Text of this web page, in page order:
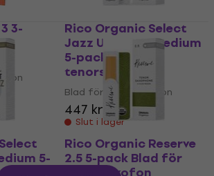
3- Rico Organic Select
Jazz Unfiled 3 Medium
5-pack Blad för
tenorsaxofon
Blad för tenorsaxofon
447 kr
Slut i lager
5-
Rico Organic Reserve
2.5 5-pack Blad för